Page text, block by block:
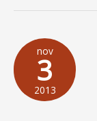
sølvmedalje,
igen.nov
3
2013